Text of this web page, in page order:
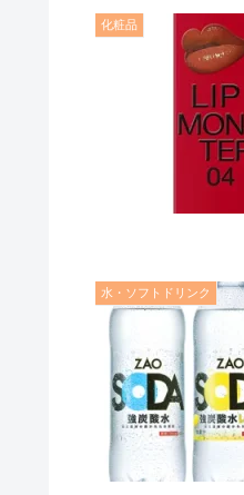
化粧品
水・ソフトドリンク